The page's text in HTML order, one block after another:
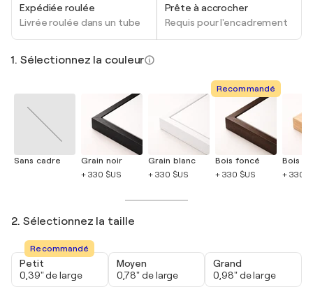
Expédiée roulée
Livrée roulée dans un tube
Prête à accrocher
Requis pour l'encadrement
1. Sélectionnez la couleur
Sans cadre
Grain noir
+ 330 $US
Grain blanc
+ 330 $US
Recommandé
Bois foncé
+ 330 $US
Bois
+ 330
2. Sélectionnez la taille
Recommandé
Petit
0,39" de large
Moyen
0,78" de large
Grand
0,98" de large